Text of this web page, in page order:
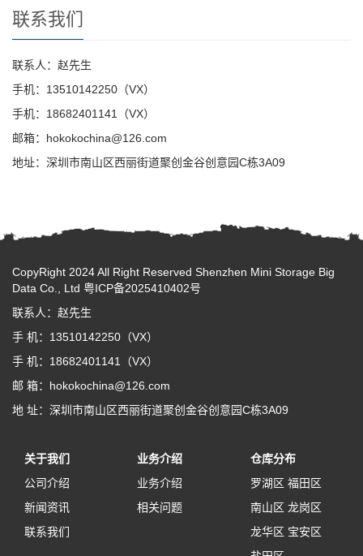
联系我们
联系人：赵先生
手机：13510142250（VX）
手机：18682401141（VX）
邮箱：hokokochina@126.com
地址：深圳市南山区西丽街道聚创金谷创意园C栋3A09
CopyRight 2024 All Right Reserved Shenzhen Mini Storage Big
Data Co., Ltd 粤ICP备2025410402号
联系人：赵先生
手 机：13510142250（VX）
手 机：18682401141（VX）
邮 箱：hokokochina@126.com
地 址：深圳市南山区西丽街道聚创金谷创意园C栋3A09
关于我们
公司介绍
新闻资讯
联系我们
业务介绍
业务介绍
相关问题
仓库分布
罗湖区 福田区
南山区 龙岗区
龙华区 宝安区